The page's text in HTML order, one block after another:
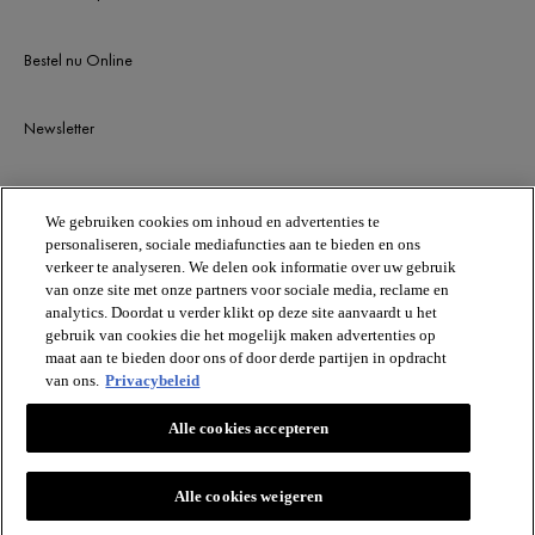
Bestel nu Online
Newsletter
BLIJF OP DE HOOGTE
VICHY
Vichy France CAI/CAF 03
TSA 75000 93584 ST OUEN CEDEX FR.
[email protected]
We gebruiken cookies om inhoud en advertenties te
personaliseren, sociale mediafuncties aan te bieden en ons
verkeer te analyseren. We delen ook informatie over uw gebruik
van onze site met onze partners voor sociale media, reclame en
analytics. Doordat u verder klikt op deze site aanvaardt u het
gebruik van cookies die het mogelijk maken advertenties op
maat aan te bieden door ons of door derde partijen in opdracht
van ons. Privacybeleid
Alle cookies weigeren
Alle cookies accepteren